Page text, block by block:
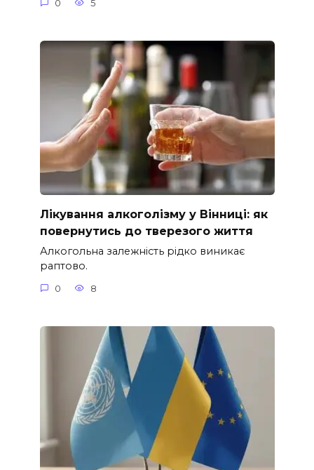
0 5
Лікування алкоголізму у Вінниці: як
повернутись до тверезого життя
Алкогольна залежність рідко виникає
раптово.
0 8